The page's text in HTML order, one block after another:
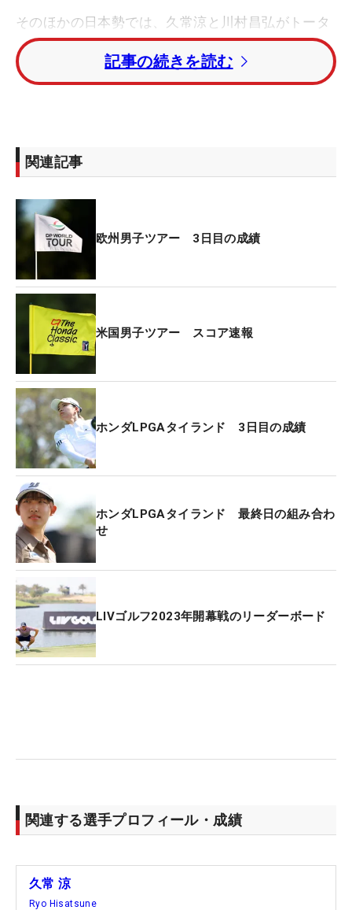
そのほかの日本勢では、久常涼と川村昌弘がトータ
ル1アンダーの16位タイ。岩崎亜久竜がトータル3オ
ーバー・48位タイで最終ラウンドに向かう。
トータル8アンダーの3位にヨースト・ルーテン（オ
ランダ）が続く。
前週優勝のトービヨン・オルセン（デンマーク）は
トータル5アンダーの4位タイグループにつけてい
る。
記事の続きを読む
関連記事
欧州男子ツアー 3日目の成績
米国男子ツアー スコア速報
ホンダLPGAタイランド 3日目の成績
ホンダLPGAタイランド 最終日の組み合わ
せ
LIVゴルフ2023年開幕戦のリーダーボード
関連する選手プロフィール・成績
久常 涼
Ryo Hisatsune